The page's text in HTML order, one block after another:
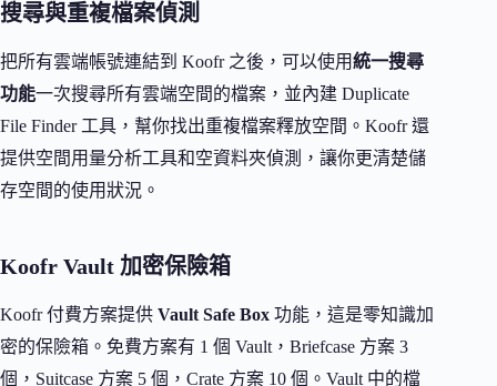
搜尋與重複檔案偵測
把所有雲端帳號連結到 Koofr 之後，可以使用統一搜尋
功能一次搜尋所有雲端空間的檔案，並內建 Duplicate
File Finder 工具，幫你找出重複檔案釋放空間。Koofr 還
提供空間用量分析工具和空資料夾偵測，讓你更清楚儲
存空間的使用狀況。
Koofr Vault 加密保險箱
Koofr 付費方案提供 Vault Safe Box 功能，這是零知識加
密的保險箱。免費方案有 1 個 Vault，Briefcase 方案 3
個，Suitcase 方案 5 個，Crate 方案 10 個。Vault 中的檔